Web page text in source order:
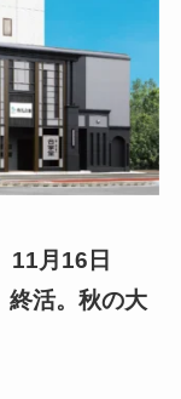
11月16日
終活。秋の大